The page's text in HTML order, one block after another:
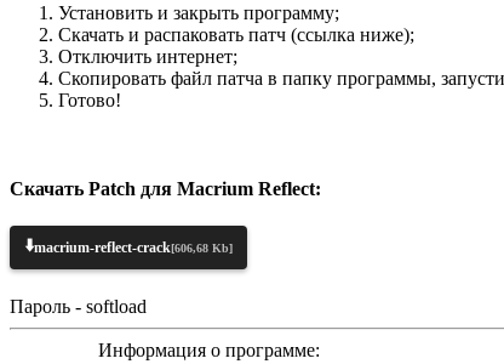
Установить и закрыть программу;
Скачать и распаковать патч (ссылка ниже);
Отключить интернет;
Скопировать файл патча в папку программы,
Готово!
Скачать Patch для Macrium Reflect:
⬇️macrium-reflect-crack[606,68 Kb]
Пароль - softload
Информация о программе: